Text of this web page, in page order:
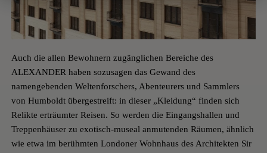
Auch die allen Bewohnern zugänglichen Bereiche des
ALEXANDER haben sozusagen das Gewand des
namengebenden Weltenforschers, Abenteurers und Sammlers
von Humboldt übergestreift: in dieser „Kleidung“ finden sich
Relikte erträumter Reisen. So werden die Eingangshallen und
Treppenhäuser zu exotisch-­museal anmutenden Räumen, ähnlich
wie etwa im berühmten Londoner Wohnhaus des Architekten Sir